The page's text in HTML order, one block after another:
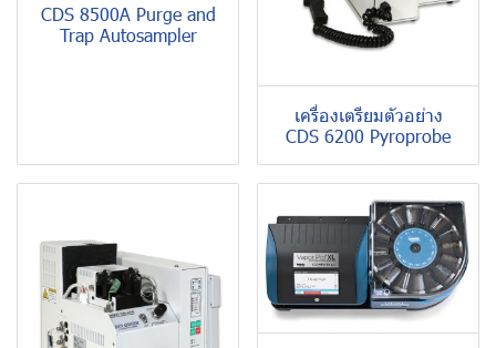
CDS 8500A Purge and
Trap Autosampler
เครื่องเตรียมตัวอย่าง
CDS 6200 Pyroprobe